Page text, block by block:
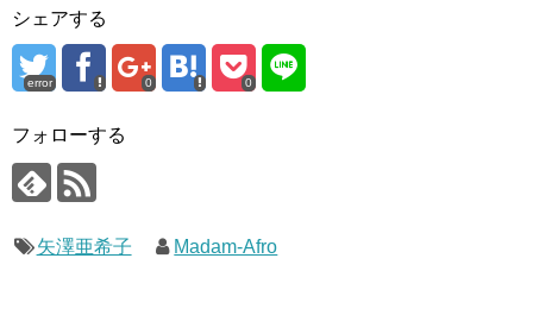
シェアする
error 0 0
フォローする
矢澤亜希子 Madam-Afro